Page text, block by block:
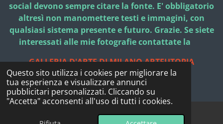
Questo sito utilizza i cookies per migliorare la
tua esperienza e visualizzare annunci
pubblicitari personalizzati. Cliccando su
"Accetta" acconsenti all'uso di tutti i cookies.
o
k
r
a
e
I
n
social devono sempre citare la fonte. E' obbligatorio
altresì non manomettere testi e immagini, con
qualsiasi sistema presente e futuro. Grazie. Se siete
interessati alle mie fotografie contattate la
GALLERIA D'ARTE DI MILANO ARTEUTOPIA
© 2025 - 2026 Bruno Marzi Immagini di Musica
Fornito daWebador